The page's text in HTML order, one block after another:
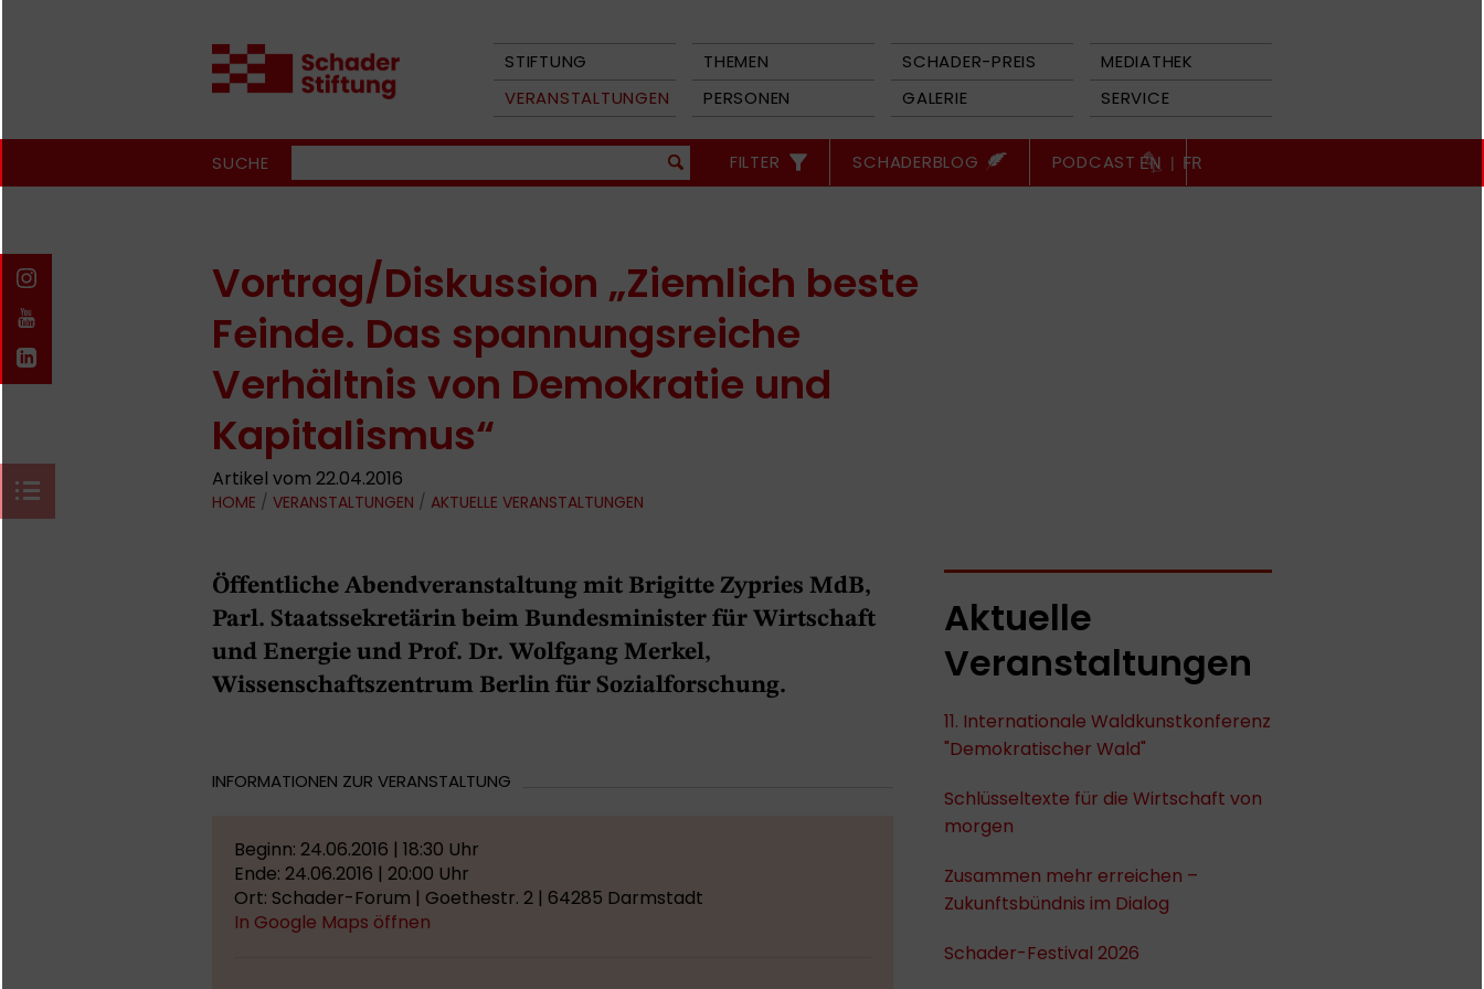
STIFTUNG THEMEN SCHADER-PREIS
MEDIATHEK
VERANSTALTUNGEN
PERSONEN GALERIE SERVICE
SUCHE FILTER SCHADERBLOG PODCAST EN | FR
Vortrag/Diskussion „Ziemlich beste
Feinde. Das spannungsreiche
Verhältnis von Demokratie und
Kapitalismus“
Artikel vom 22.04.2016
HOME / VERANSTALTUNGEN / AKTUELLE VERANSTALTUNGEN
Öffentliche Abendveranstaltung mit Brigitte Zypries MdB,
Parl. Staatssekretärin beim Bundesminister für Wirtschaft
und Energie und Prof. Dr. Wolfgang Merkel,
Wissenschaftszentrum Berlin für Sozialforschung.
INFORMATIONEN ZUR VERANSTALTUNG
Beginn: 24.06.2016 | 18:30 Uhr
Ende: 24.06.2016 | 20:00 Uhr
Ort: Schader-Forum | Goethestr. 2 | 64285 Darmstadt
In Google Maps öffnen
Aktuelle
Veranstaltungen
11. Internationale Waldkunstkonferenz
"Demokratischer Wald"
Schlüsseltexte für die Wirtschaft von
morgen
Zusammen mehr erreichen –
Zukunftsbündnis im Dialog
Schader-Festival 2026